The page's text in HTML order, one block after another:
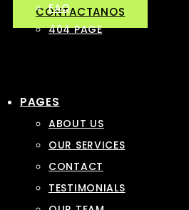
CONTACTANOS
FAQ
404 PAGE
PAGES
ABOUT US
OUR SERVICES
CONTACT
TESTIMONIALS